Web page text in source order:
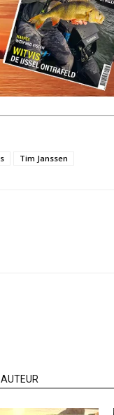
Tim Janssen